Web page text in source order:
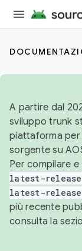
A partire dal
sviluppo trunk
piattaforma per
sorgente su
Per compilare
latest-release
latest-release
più recente
consulta la